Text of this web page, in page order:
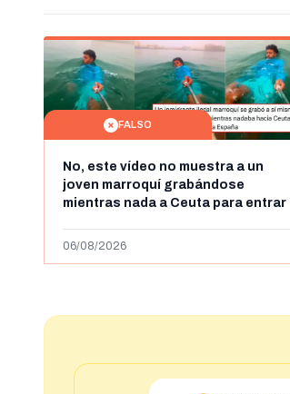
FALSO
No, este vídeo no muestra a un
joven marroquí grabándose
mientras nada a Ceuta para entrar
más de 450km de Ceuta y el autor lo
06/08/2026